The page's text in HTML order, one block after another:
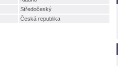
Středočeský
Česká republika